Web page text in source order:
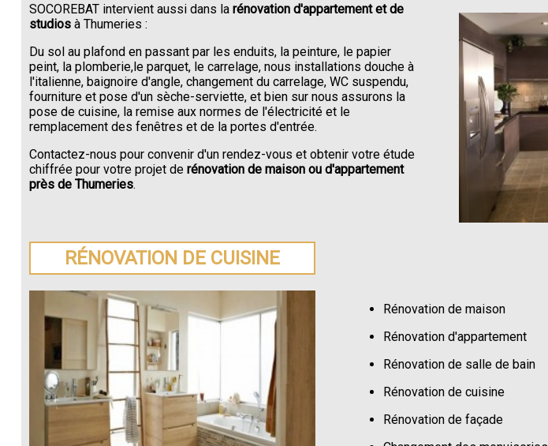
SOCOREBAT intervient aussi dans la rénovation d'appartement et de
studiosà Thumeries :
Du sol au plafond en passant par les enduits, la peinture, le papier
peint, la plomberie,le parquet, le carrelage, nous installations douche à
l'italienne, baignoire d'angle, changement du carrelage, WC suspendu,
fourniture et pose d'un sèche-serviette, et bien sur nous assurons la
pose de cuisine, la remise aux normes de l'électricité et le
remplacement des fenêtres et de la portes d'entrée.
Contactez-nous pour convenir d'un rendez-vous et obtenir votre étude
chiffrée pour votre projet derénovation de maison ou d'appartement
près de Thumeries.
RÉNOVATION DE CUISINE
Rénovation de maison
Rénovation d'appartement
Rénovation de salle de bain
Rénovation de cuisine
Rénovation de façade